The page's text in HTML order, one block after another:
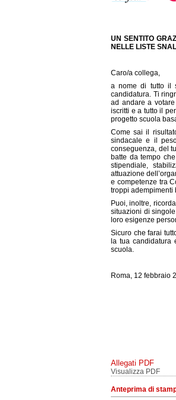
UN SENTITO
NELLE LISTE
Caro/a collega,
a nome di tutto il
candidatura. Ti
ad andare a
iscritti e a tutto il
progetto scuola
Come sai il
sindacale e il
conseguenza, del
batte da tempo
stipendiale,
attuazione
e competenze tra
troppi adempimenti
Puoi, inoltre,
situazioni di
loro esigenze
Sicuro che farai
la tua candidatura
scuola.
Roma, 12 febbraio
Allegati PDF
Visualizza PDF
Anteprima di